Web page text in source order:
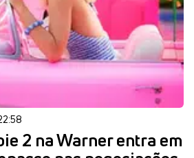
2 na Warner entra em